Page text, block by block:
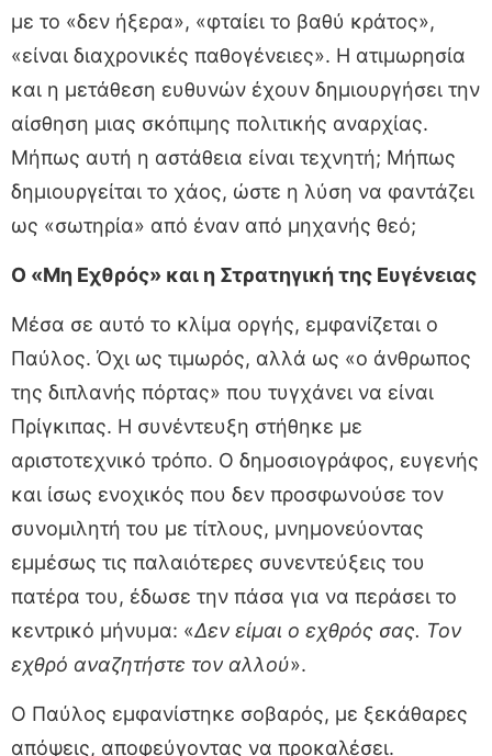
με το «δεν ήξερα», «φταίει το βαθύ κράτος»,
«είναι διαχρονικές παθογένειες». Η ατιμωρησία
και η μετάθεση ευθυνών έχουν δημιουργήσει την
αίσθηση μιας σκόπιμης πολιτικής αναρχίας.
Μήπως αυτή η αστάθεια είναι τεχνητή; Μήπως
δημιουργείται το χάος, ώστε η λύση να φαντάζει
ως «σωτηρία» από έναν από μηχανής θεό;
Ο «Μη Εχθρός» και η Στρατηγική της Ευγένειας
Μέσα σε αυτό το κλίμα οργής, εμφανίζεται ο
Παύλος. Όχι ως τιμωρός, αλλά ως «ο άνθρωπος
της διπλανής πόρτας» που τυγχάνει να είναι
Πρίγκιπας. Η συνέντευξη στήθηκε με
αριστοτεχνικό τρόπο. Ο δημοσιογράφος, ευγενής
και ίσως ενοχικός που δεν προσφωνούσε τον
συνομιλητή του με τίτλους, μνημονεύοντας
εμμέσως τις παλαιότερες συνεντεύξεις του
πατέρα του, έδωσε την πάσα για να περάσει το
κεντρικό μήνυμα: «Δεν είμαι ο εχθρός σας. Τον
εχθρό αναζητήστε τον αλλού».
Ο Παύλος εμφανίστηκε σοβαρός, με ξεκάθαρες
απόψεις, αποφεύγοντας να προκαλέσει.